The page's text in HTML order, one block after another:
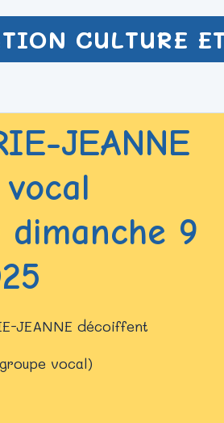
CULTURE
JEANNE
9
JEANNE décoiffent
vocal)